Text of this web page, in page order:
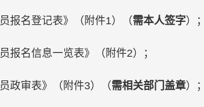
报名登记表》（附件1）（需本人签字）；
报名信息一览表》（附件2）；
政审表》（附件3）（需相关部门盖章）；